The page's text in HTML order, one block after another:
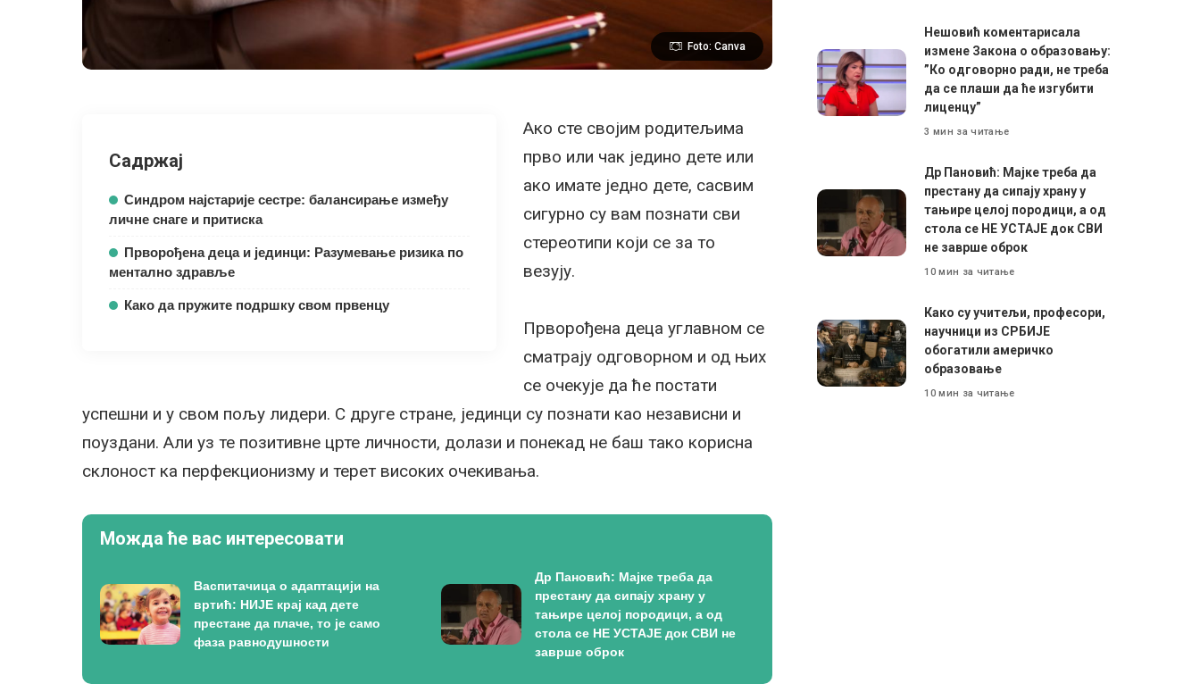
Foto: Canva
Садржај
Синдром најстарије сестре: балансирање између
личне снаге и притиска
Прворођена деца и јединци: Разумевање ризика по
ментално здравље
Како да пружите подршку свом првенцу
Ако сте својим родитељима
прво или чак једино дете или
ако имате једно дете, сасвим
сигурно су вам познати сви
стереотипи који се за то
везују.
Прворођена деца углавном се
сматрају одговорном и од њих
се очекује да ће постати
успешни и у свом пољу лидери. С друге стране, јединци су познати као независни и
поуздани. Али уз те позитивне црте личности, долази и понекад не баш тако корисна
склоност ка перфекционизму и терет високих очекивања.
Можда ће вас интересовати
Васпитачица о адаптацији на
вртић: НИЈЕ крај кад дете
престане да плаче, то је само
фаза равнодушности
Др Пановић: Мајке треба да
престану да сипају храну у
тањире целој породици, а од
стола се НЕ УСТАЈЕ док СВИ не
заврше оброк
Нешовић коментарисала
измене Закона о образовању:
”Ко одговорно ради, не треба
да се плаши да ће изгубити
лиценцу”
3 мин за читање
Др Пановић: Мајке треба да
престану да сипају храну у
тањире целој породици, а од
стола се НЕ УСТАЈЕ док СВИ
не заврше оброк
10 мин за читање
Како су учитељи, професори,
научници из СРБИЈЕ
обогатили америчко
образовање
10 мин за читање